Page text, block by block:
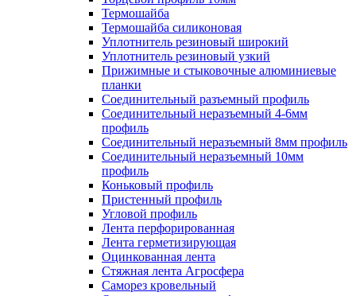
Термошайба
Термошайба силиконовая
Уплотнитель резиновый широкий
Уплотнитель резиновый узкий
Прижимные и стыковочные алюминиевые
планки
Соединительный разъемный профиль
Соединительный неразъемный 4-6мм
профиль
Соединительный неразъемный 8мм профиль
Соединительный неразъемный 10мм
профиль
Коньковый профиль
Пристенный профиль
Угловой профиль
Лента перфорированная
Лента герметизирующая
Оцинкованная лента
Стяжная лента Агросфера
Саморез кровельный